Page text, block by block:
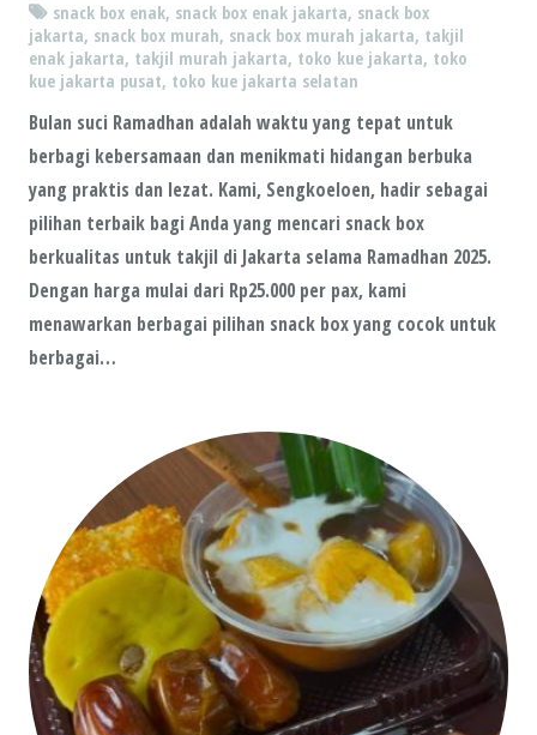
snack box enak, snack box enak jakarta, snack box
jakarta, snack box murah, snack box murah jakarta, takjil
enak jakarta, takjil murah jakarta, toko kue jakarta, toko
kue jakarta pusat, toko kue jakarta selatan
Bulan suci Ramadhan adalah waktu yang tepat untuk
berbagi kebersamaan dan menikmati hidangan berbuka
yang praktis dan lezat. Kami, Sengkoeloen, hadir sebagai
pilihan terbaik bagi Anda yang mencari snack box
berkualitas untuk takjil di Jakarta selama Ramadhan 2025.
Dengan harga mulai dari Rp25.000 per pax, kami
menawarkan berbagai pilihan snack box yang cocok untuk
berbagai…